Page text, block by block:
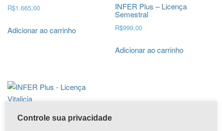
c
n
n
s
R$1.665,00
Adicionar ao carrinho
INFER Plus – Licença
Semestral
R$999,00
Adicionar ao carrinho
INFER Plus – Licença Vitalicia
Controle sua privacidade